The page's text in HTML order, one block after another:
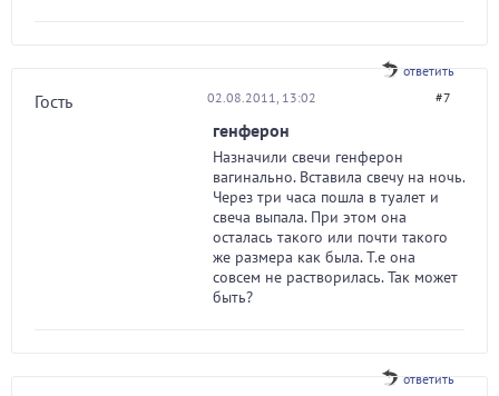
ответить
Гость 02.08.2011, 13:02 #7
генферон
Назначили свечи генферон
вагинально. Вставила свечу на ночь.
Через три часа пошла в туалет и
свеча выпала. При этом она
осталась такого или почти такого
же размера как была. Т.е она
совсем не растворилась. Так может
быть?
ответить